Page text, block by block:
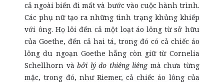
cả ngoài biến đi mất và bước vào cuộc hành trình.
Các phụ nữ tạo ra những tình trạng khủng khiếp
với ông. Họ lôi đến cả một loạt áo lông từ sở hữu
của Goethe, đến cả hai tá, trong đó có cả chiếc áo
lông du ngoạn Goethe hẵng còn giữ từ Cornelia
Schellhorn vàbởi lý do thiêng liêng mà chưa từng
mặc, trong đó, như Riemer, cả chiếc áo lông của